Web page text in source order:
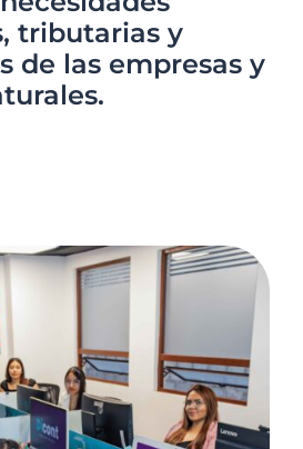
tributarias y
de las empresas y